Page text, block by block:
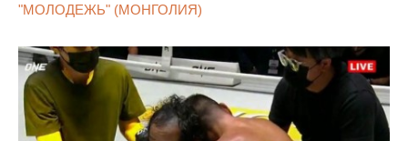
"МОЛОДЕЖЬ" (МОНГОЛИЯ)